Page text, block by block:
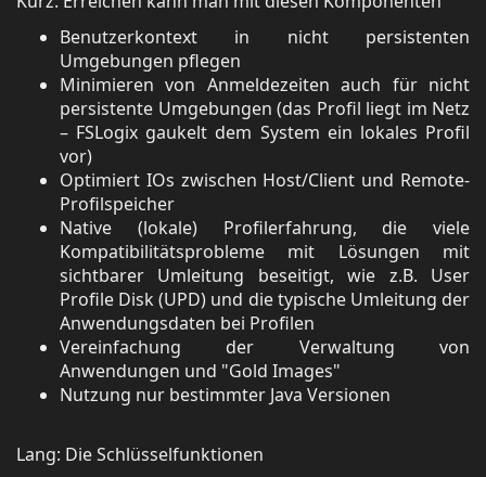
Benutzerkontext in nicht persistenten
Umgebungen pflegen
Minimieren von Anmeldezeiten auch für nicht
persistente Umgebungen (das Profil liegt im Netz
– FSLogix gaukelt dem System ein lokales Profil
vor)
Optimiert IOs zwischen Host/Client und Remote-
Profilspeicher
Native (lokale) Profilerfahrung, die viele
Kompatibilitätsprobleme mit Lösungen mit
sichtbarer Umleitung beseitigt, wie z.B. User
Profile Disk (UPD) und die typische Umleitung der
Anwendungsdaten bei Profilen
Vereinfachung der Verwaltung von
Anwendungen und "Gold Images"
Nutzung nur bestimmter Java Versionen
Lang: Die Schlüsselfunktionen